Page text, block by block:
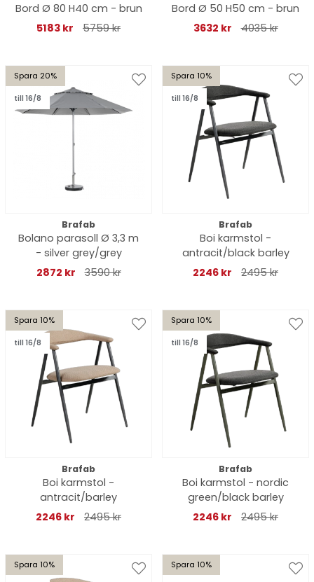
Bord Ø 80 H40 cm - brun
5183 kr
5759 kr
Bord Ø 50 H50 cm - brun
3632 kr
4035 kr
Spara 20%
till 16/8
Brafab
Bolano parasoll Ø 3,3 m
- silver grey/grey
2872 kr
3590 kr
Spara 10%
till 16/8
Brafab
Boi karmstol -
antracit/black barley
2246 kr
2495 kr
Spara 10%
till 16/8
Brafab
Boi karmstol -
antracit/barley
2246 kr
2495 kr
Spara 10%
till 16/8
Brafab
Boi karmstol - nordic
green/black barley
2246 kr
2495 kr
Spara 10% Spara 10%